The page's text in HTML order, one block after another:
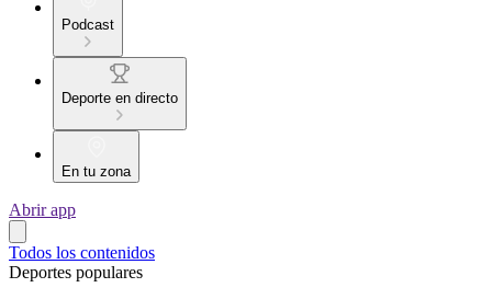
Podcast
Deporte en directo
En tu zona
Abrir app
Todos los contenidos
Deportes populares